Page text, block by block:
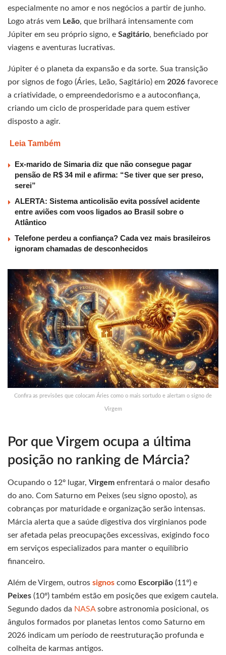
especialmente no amor e nos negócios a partir de junho.
Logo atrás vem Leão, que brilhará intensamente com
Júpiter em seu próprio signo, e Sagitário, beneficiado por
viagens e aventuras lucrativas.
Júpiter é o planeta da expansão e da sorte. Sua transição
por signos de fogo (Áries, Leão, Sagitário) em 2026 favorece
a criatividade, o empreendedorismo e a autoconfiança,
criando um ciclo de prosperidade para quem estiver
disposto a agir.
Leia Também
Ex-marido de Simaria diz que não consegue pagar
pensão de R$ 34 mil e afirma: “Se tiver que ser preso,
serei”
ALERTA: Sistema anticolisão evita possível acidente
entre aviões com voos ligados ao Brasil sobre o
Atlântico
Telefone perdeu a confiança? Cada vez mais brasileiros
ignoram chamadas de desconhecidos
Confira as previsões que colocam Áries como o mais sortudo e alertam o signo de
Virgem
Por que Virgem ocupa a última
posição no ranking de Márcia?
Ocupando o 12º lugar, Virgem enfrentará o maior desafio
do ano. Com Saturno em Peixes (seu signo oposto), as
cobranças por maturidade e organização serão intensas.
Márcia alerta que a saúde digestiva dos virginianos pode
ser afetada pelas preocupações excessivas, exigindo foco
em serviços especializados para manter o equilíbrio
financeiro.
Além de Virgem, outros signos como Escorpião (11º) e
Peixes (10º) também estão em posições que exigem cautela.
Segundo dados da NASAsobre astronomia posicional, os
ângulos formados por planetas lentos como Saturno em
2026 indicam um período de reestruturação profunda e
colheita de karmas antigos.